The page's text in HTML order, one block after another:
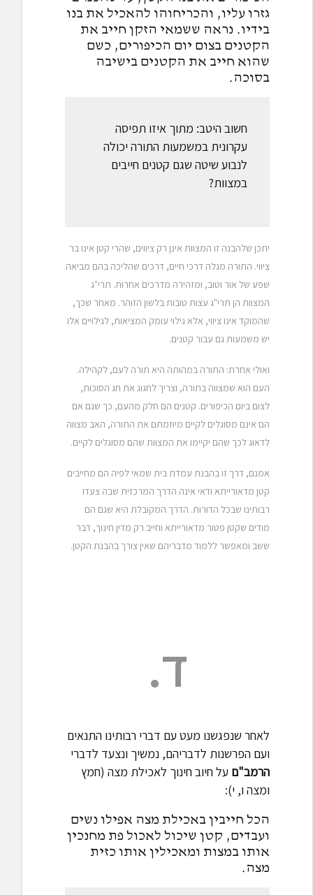
גזרו עליו, והכריחוהו להאכיל את בנו
בידיו. נראה ששמאי הזקן חייב את
הקטנים בצום יום הכיפורים, כשם
שהוא חייב את הקטנים בישיבה
בסוכה.
חשוב היטב: מתוך איזו תפיסה
עקרונית במשמעות התורה יכולה
לנבוע שיטה שגם קטנים חייבים
במצוות?
יתכן שלהבנה זו המצוות אינן רק ציווים, שהרי קטן אינו בר
ציווי. התורה מגלה דרכי חיים, דרכים שהליכה בהם מביאה
שפע של אור וטוב, ומזהירה מדרכים אחרות. תרי"ג
המצוות הן תרי"ג עצות טובות בלשון הזוהר. מאחר שכך,
שהמוקד אינו ציווי, אלא גילוי עומק המציאות, לגילויים אלו
יש משמעות גם עבור קטנים.
ואולי אחרת: התורה במהותה היא תורה לעם, לקהילה.
העם הוא שמצווה בתורה, וצריך לחגוג את חג הסוכות,
לצום ביום הכיפורים. קטנים הם חלק מהעם, כך שגם אם
הם אינם מסוגלים לקיים מיוזמתם את התורה, האב מצווה
לדאוג לכך שהם יקיימו את המצוות שהם מסוגלים לקיים.
אמנם, דרך זו בהבנת עמדת בית שמאי לפיה הם מחייבים
קטן מדאורייתא ודאי אינה הדרך המרכזית שבה צעדו
רבותינו שבכל הדורות. הדרך המקובלת היא שגם הם
מודים שקטן פטור מדאורייתא וחייב רק מדין חינוך, דבר
ששב ומאפשר ללמוד מדבריהם שאין צורך בהבנת הקטן.
ד.
לאחר שנפגשנו מעט עם דברי רבותינו התנאים
ועם הפרשנות לדבריהם, נמשיך ונצעד לדברי
הרמב"ם על חיוב חינוך לאכילת מצה (חמץ
ומצה ו, י):
הכל חייבין באכילת מצה אפילו נשים
ועבדים, קטן שיכול לאכול פת מחנכין
אותו במצות ומאכילין אותו כזית
מצה.